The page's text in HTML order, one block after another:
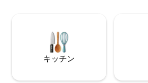
高速Wi-Fi。 クイーンサイズベッドと、ソ
ファーベッドになるレザーソファ。安全
な裏道の駐車場。
キッチン